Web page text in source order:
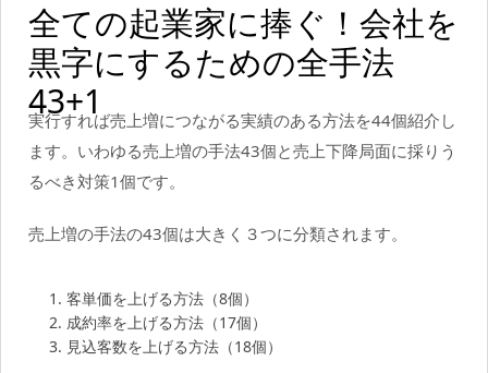
全ての起業家に捧ぐ！会社を
黒字にするための全手法
43+1
実行すれば売上増につながる実績のある方法を44個紹介し
ます。いわゆる売上増の手法43個と売上下降局面に採りう
るべき対策1個です。
売上増の手法の43個は大きく３つに分類されます。
客単価を上げる方法（8個）
成約率を上げる方法（17個）
見込客数を上げる方法（18個）